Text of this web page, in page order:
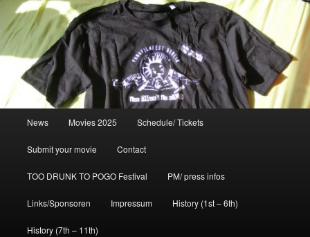
News Movies 2025 Schedule/ Tickets
Submit your movie Contact
TOO DRUNK TO POGO Festival PM/ press infos
Links/Sponsoren Impressum History (1st – 6th)
History (7th – 11th)